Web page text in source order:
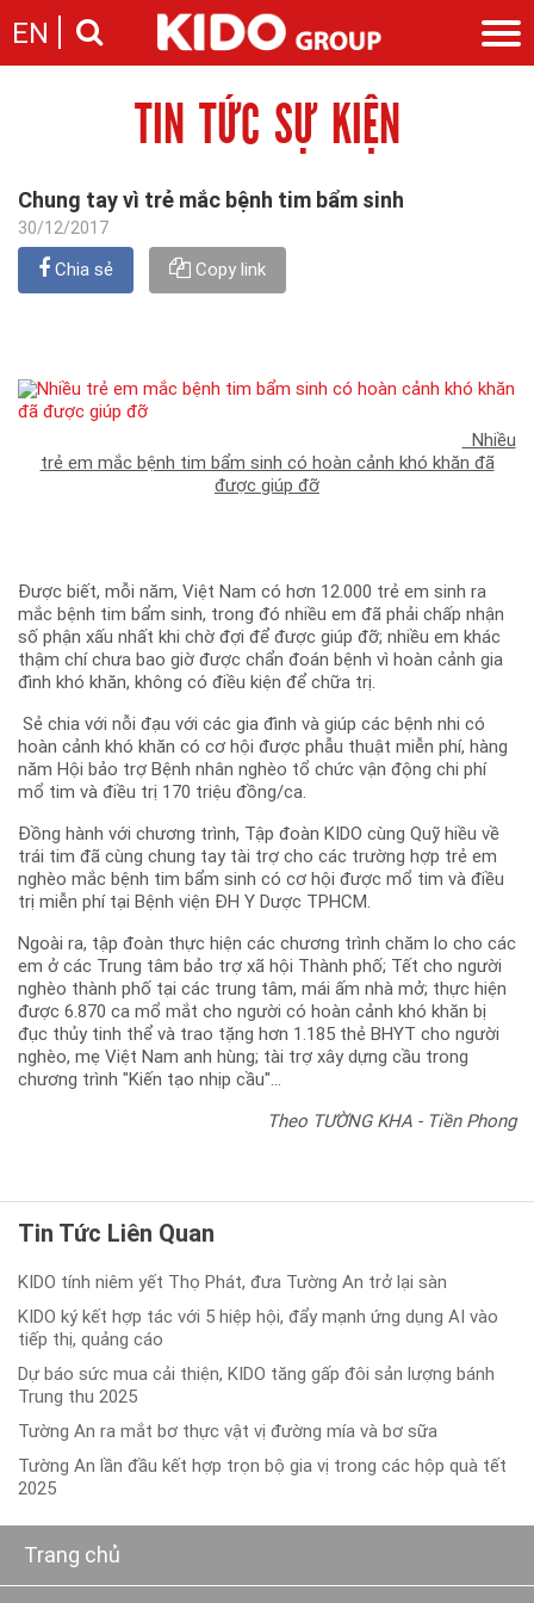
EN
Câu chuyện KIDO
Cam kết của KIDO
Nhà sáng lập
Ngành gia vị
Ngành bánh
Tin tức
Tin tức & sự kiện
Thông cáo báo chí của tập đoàn
Nhà đầu tư
Thông điệp
Các công ty thành viên
Liên hệ
Nhu cầu tuyển dụng
TIN TỨC SỰ KIỆN
Chung tay vì trẻ mắc bệnh tim bẩm sinh
30/12/2017
Chia sẻ Copy link
Nhiều
trẻ em mắc bệnh tim bẩm sinh có hoàn cảnh khó khăn đã
được giúp đỡ
Được biết, mỗi năm, Việt Nam có hơn 12.000 trẻ em sinh ra
mắc bệnh tim bẩm sinh, trong đó nhiều em đã phải chấp nhận
số phận xấu nhất khi chờ đợi để được giúp đỡ; nhiều em khác
thậm chí chưa bao giờ được chẩn đoán bệnh vì hoàn cảnh gia
đình khó khăn, không có điều kiện để chữa trị.
Sẻ chia với nỗi đạu với các gia đình và giúp các bệnh nhi có
hoàn cảnh khó khăn có cơ hội được phẫu thuật miễn phí, hàng
năm Hội bảo trợ Bệnh nhân nghèo tổ chức vận động chi phí
mổ tim và điều trị 170 triệu đồng/ca.
Đồng hành với chương trình, Tập đoàn KIDO cùng Quỹ hiều về
trái tim đã cùng chung tay tài trợ cho các trường hợp trẻ em
nghèo mắc bệnh tim bẩm sinh có cơ hội được mổ tim và điều
trị miễn phí tại Bệnh viện ĐH Y Dược TPHCM.
Ngoài ra, tập đoàn thực hiện các chương trình chăm lo cho các
em ở các Trung tâm bảo trợ xã hội Thành phố; Tết cho người
nghèo thành phố tại các trung tâm, mái ấm nhà mở; thực hiện
được 6.870 ca mổ mắt cho người có hoàn cảnh khó khăn bị
đục thủy tinh thể và trao tặng hơn 1.185 thẻ BHYT cho người
nghèo, mẹ Việt Nam anh hùng; tài trợ xây dựng cầu trong
chương trình "Kiến tạo nhịp cầu"...
Theo TƯỜNG KHA - Tiền Phong
Tin Tức Liên Quan
KIDO tính niêm yết Thọ Phát, đưa Tường An trở lại sàn
KIDO ký kết hợp tác với 5 hiệp hội, đẩy mạnh ứng dụng AI vào
tiếp thị, quảng cáo
Dự báo sức mua cải thiện, KIDO tăng gấp đôi sản lượng bánh
Trung thu 2025
Tường An ra mắt bơ thực vật vị đường mía và bơ sữa
Tường An lần đầu kết hợp trọn bộ gia vị trong các hộp quà tết
2025
Trang chủ